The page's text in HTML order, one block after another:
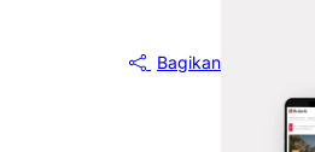
Bagikan